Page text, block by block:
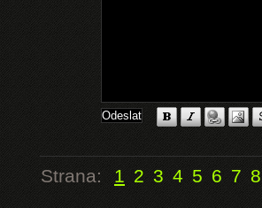
Strana: 1 2 3 4 5 6 7 8